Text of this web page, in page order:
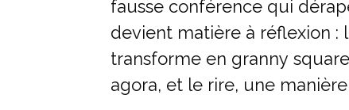
fausse conférence qui
devient matière à réflexion :
transforme en granny
agora, et le rire, une